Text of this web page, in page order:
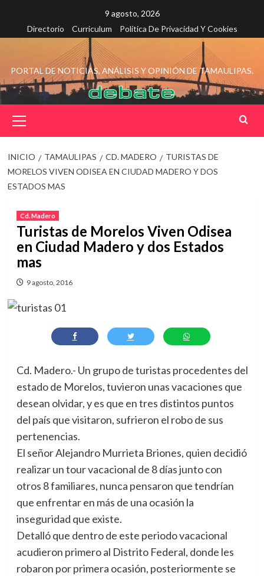
contenido
9 agosto, 2026
Directorio
Curriculum Política De Privacidad Y Cookies
PORTAL DE NOTICIAS, ANÁLISIS Y OPINIÓN DE TAMAULIPAS.
principal
INICIO TAMAULIPAS CD. MADERO
TURISTAS DE
MORELOS VIVEN ODISEA EN CIUDAD MADERO Y DOS
ESTADOS MAS
Cd. Madero
Turistas de Morelos Viven Odisea
en Ciudad Madero y dos Estados
mas
9 agosto, 2016
Cd. Madero.- Un grupo de turistas procedentes del
estado de Morelos, tuvieron unas vacaciones que
desean olvidar, y es que en tres distintos puntos
del país que visitaron, sufrieron el robo de sus
pertenencias.
El señor Alejandro Murrieta Briones, quien decidió
realizar un tour vacacional de 8 días junto con
otros 8 familiares, nunca pensaron que tendrían
que enfrentar en más de una ocasión la
inseguridad que existe.
Detalló que dentro de este periodo vacacional
acudieron primero al Distrito Federal, donde les
robaron por primera ocasión, posteriormente se